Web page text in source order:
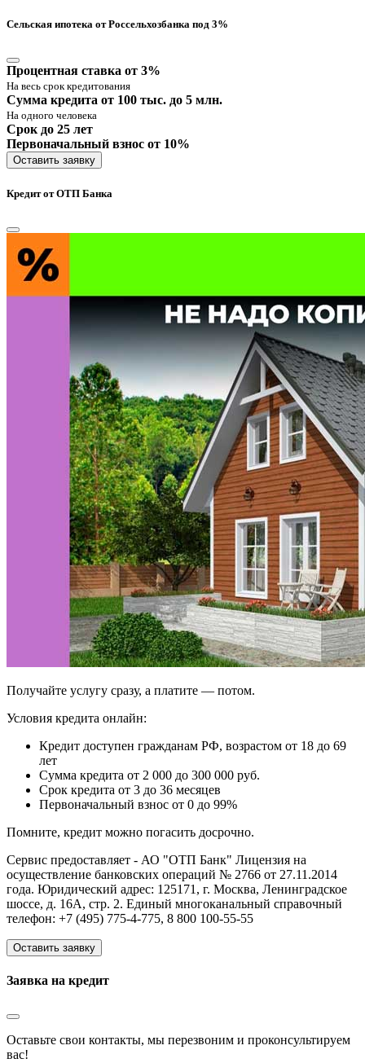
Сельская ипотека от Россельхозбанка под 3%
Процентная ставка от 3%
На весь срок кредитования
Сумма кредита от 100 тыс. до 5 млн.
На одного человека
Срок до 25 лет
Первоначальный взнос от 10%
Оставить заявку
Кредит от ОТП Банка
Получайте услугу сразу, а платите — потом.
Условия кредита онлайн:
Кредит доступен гражданам РФ, возрастом от 18 до 69
лет
Сумма кредита от 2 000 до 300 000 руб.
Срок кредита от 3 до 36 месяцев
Первоначальный взнос от 0 до 99%
Помните, кредит можно погасить досрочно.
Сервис предоставляет - АО "ОТП Банк" Лицензия на
осуществление банковских операций № 2766 от 27.11.2014
года. Юридический адрес: 125171, г. Москва, Ленинградское
шоссе, д. 16А, стр. 2. Единый многоканальный справочный
телефон: +7 (495) 775-4-775, 8 800 100-55-55
Оставить заявку
Заявка на кредит
Оставьте свои контакты, мы перезвоним и проконсультируем
вас!